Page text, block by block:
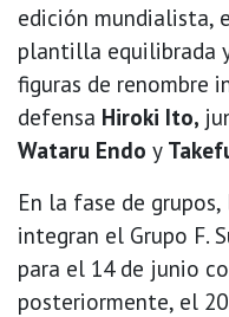
edición mundialista,
plantilla equilibrada
figuras de renombre
defensa Hiroki Ito,
Wataru Endo y
En la fase de
integran el Grupo F.
para el 14 de junio
posteriormente, el